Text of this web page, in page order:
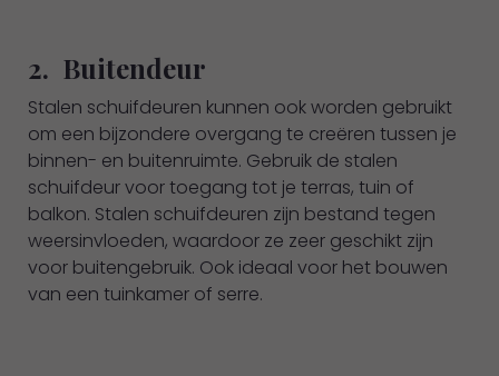
2. Buitendeur
Stalen schuifdeuren kunnen ook worden gebruikt
om een bijzondere overgang te creëren tussen je
binnen- en buitenruimte. Gebruik de stalen
schuifdeur voor toegang tot je terras, tuin of
balkon. Stalen schuifdeuren zijn bestand tegen
weersinvloeden, waardoor ze zeer geschikt zijn
voor buitengebruik. Ook ideaal voor het bouwen
van een tuinkamer of serre.